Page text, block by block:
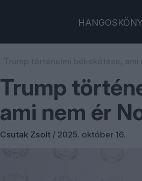
Trump
ami nem ér
Csutak Zsolt / 2025. október 16.